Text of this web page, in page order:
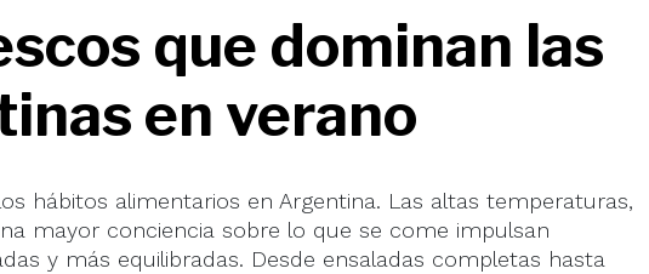
que dominan las
en verano
hábitos alimentarios en Argentina. Las altas temperaturas,
mayor conciencia sobre lo que se come impulsan
y más equilibradas. Desde ensaladas completas hasta